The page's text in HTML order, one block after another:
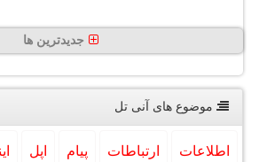
جدیدترین ها
موضوع های آنی تل
اطلاعات ارتباطات پیام اپل